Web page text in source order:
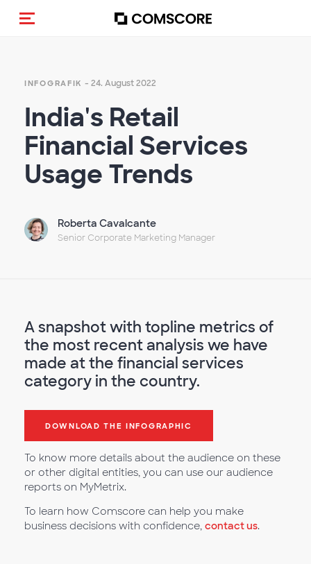
Navigation (de-)aktivieren
INFOGRAFIK - 24. August 2022
India's Retail
Financial Services
Usage Trends
Roberta Cavalcante
Senior Corporate Marketing Manager
A snapshot with topline metrics of
the most recent analysis we have
made at the financial services
category in the country.
DOWNLOAD THE INFOGRAPHIC
To know more details about the audience on these
or other digital entities, you can use our audience
reports on MyMetrix.
To learn how Comscore can help you make
business decisions with confidence, contact us.